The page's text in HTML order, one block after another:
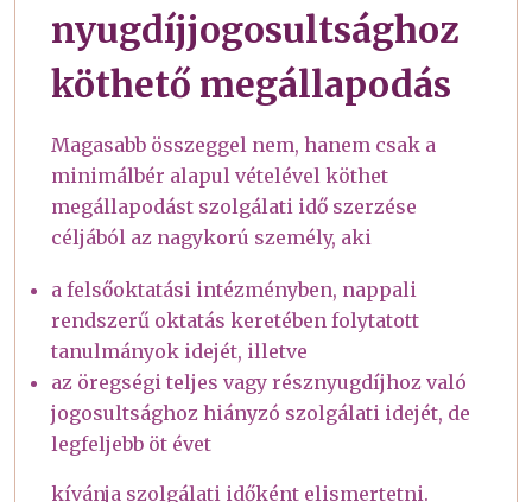
nyugdíjjogosultsághoz
köthető megállapodás
Magasabb összeggel nem, hanem csak a
minimálbér alapul vételével köthet
megállapodást szolgálati idő szerzése
céljából az nagykorú személy, aki
a felsőoktatási intézményben, nappali
rendszerű oktatás keretében folytatott
tanulmányok idejét, illetve
az öregségi teljes vagy résznyugdíjhoz való
jogosultsághoz hiányzó szolgálati idejét, de
legfeljebb öt évet
kívánja szolgálati időként elismertetni.